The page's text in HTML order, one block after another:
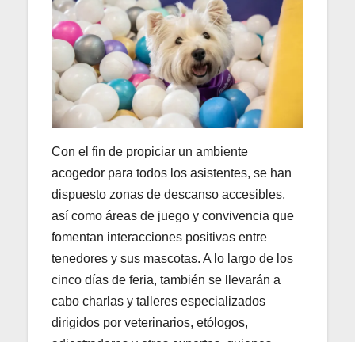
Con el fin de propiciar un ambiente
acogedor para todos los asistentes, se han
dispuesto zonas de descanso accesibles,
así como áreas de juego y convivencia que
fomentan interacciones positivas entre
tenedores y sus mascotas. A lo largo de los
cinco días de feria, también se llevarán a
cabo charlas y talleres especializados
dirigidos por veterinarios, etólogos,